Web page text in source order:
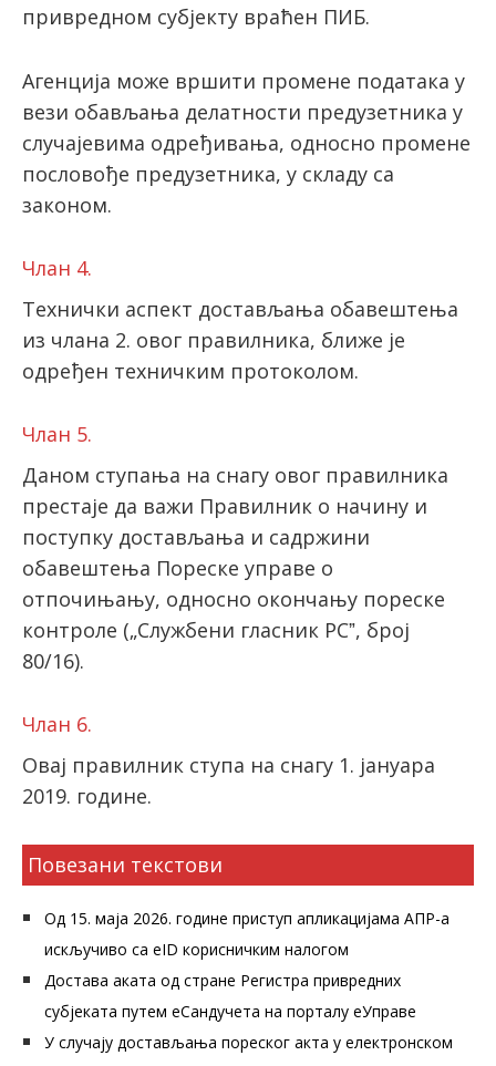
привредном субјекту враћен ПИБ.
Агенција може вршити промене података у
вези обављања делатности предузетника у
случајевима одређивања, односно промене
пословође предузетника, у складу са
законом.
Члан 4.
Технички аспект достављања обавештења
из члана 2. овог правилника, ближе је
одређен техничким протоколом.
Члан 5.
Даном ступања на снагу овог правилника
престаје да важи Правилник о начину и
поступку достављања и садржини
обавештења Пореске управе о
отпочињању, односно окончању пореске
контроле („Службени гласник РСˮ, број
80/16).
Члан 6.
Овај правилник ступа на снагу 1. јануара
2019. године.
Повезани текстови
Од 15. маја 2026. године приступ апликацијама АПР-а
искључиво са eID корисничким налогом
Достава аката од стране Регистра привредних
субјеката путем еСандучета на порталу еУправе
У случају достављања пореског акта у електронском